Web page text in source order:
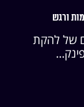
ורגש
של להקת